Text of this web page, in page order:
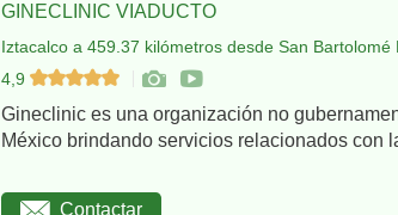
GINECLINIC VIADUCTO
Iztacalco a 459.37 kilómetros desde San Bartolomé
4,9
Gineclinic es una organización no
México brindando servicios relacionados con
Contactar